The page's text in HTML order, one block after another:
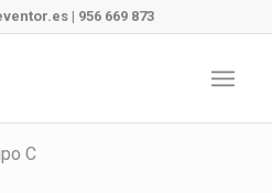
| 956 669 873
C